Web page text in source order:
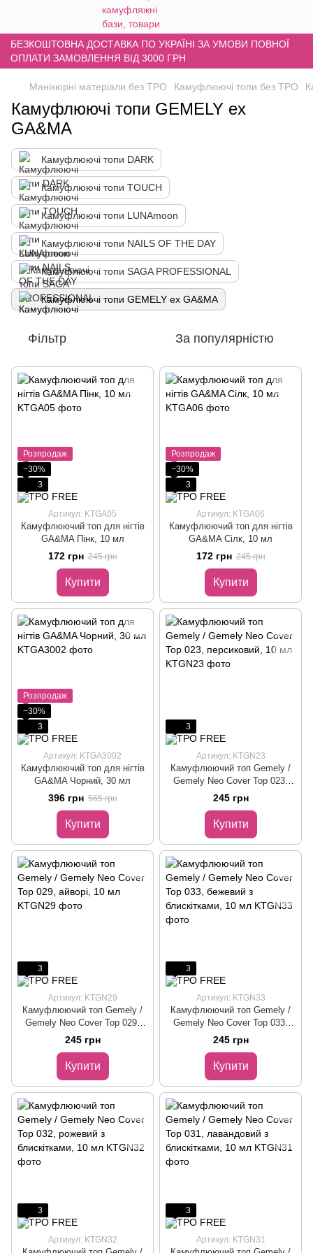
БЕЗКОШТОВНА ДОСТАВКА ПО УКРАЇНІ ЗА УМОВИ ПОВНОЇ
ОПЛАТИ ЗАМОВЛЕННЯ ВІД 3000 ГРН
Манікюрні матеріали без TPO Камуфлюючі топи без TPO
Камуфлюючі топи GEMELY ex
GA&MA
Камуфлюючі топи DARK
Камуфлюючі топи TOUCH
Камуфлюючі топи LUNAmoon
Камуфлюючі топи NAILS OF THE DAY
Камуфлюючі топи SAGA PROFESSIONAL
Камуфлюючі топи GEMELY ex GA&MA
Фільтр За популярністю
Розпродаж
−30%
3
Артикул: KTGA05
Камуфлюючий топ для нігтів
GA&MA Пінк, 10 мл
172 грн 245 грн
Купити
Розпродаж
−30%
3
Артикул: KTGA06
Камуфлюючий топ для нігтів
GA&MA Сілк, 10 мл
172 грн 245 грн
Купити
Розпродаж
−30%
3
Артикул: KTGA3002
Камуфлюючий топ для нігтів
GA&MA Чорний, 30 мл
396 грн 565 грн
Купити
3
Артикул: KTGN23
Камуфлюючий топ Gemely /
Gemely Neo Cover Top 023,
персиковий, 10 мл
245 грн
Купити
3
Артикул: KTGN29
Камуфлюючий топ Gemely /
Gemely Neo Cover Top 029,
айворі, 10 мл
245 грн
Купити
3
Артикул: KTGN33
Камуфлюючий топ Gemely /
Gemely Neo Cover Top 033,
бежевий з блискітками, 10 мл
245 грн
Купити
3
Артикул: KTGN32
3
Артикул: KTGN31